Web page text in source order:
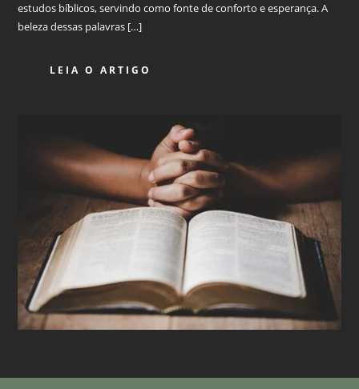
estudos bíblicos, servindo como fonte de conforto e esperança. A
beleza dessas palavras […]
LEIA O ARTIGO